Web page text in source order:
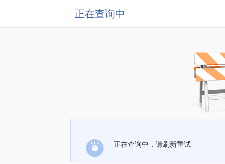
正在查询中
正在查询中，请刷新重试